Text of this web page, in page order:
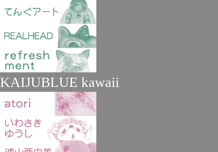
KAIJUBLUE kawaii